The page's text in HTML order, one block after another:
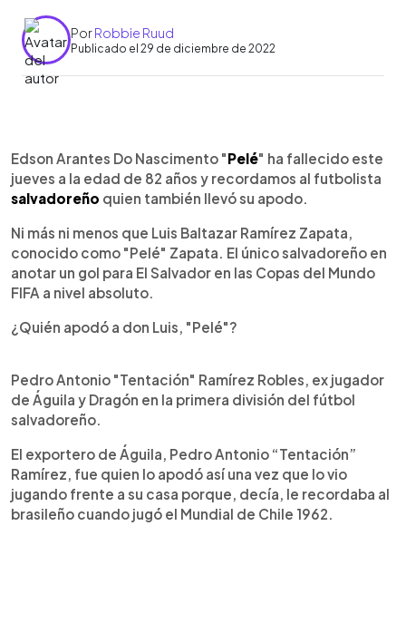
PorRobbie Ruud
Publicado el 29 de diciembre de 2022
► Escuchar artículo
Edson Arantes Do Nascimento "Pelé" ha fallecido este
jueves a la edad de 82 años y recordamos al futbolista
salvadoreño quien también llevó su apodo.
Ni más ni menos que Luis Baltazar Ramírez Zapata,
conocido como "Pelé" Zapata. El único salvadoreño en
anotar un gol para El Salvador en las Copas del Mundo
FIFA a nivel absoluto.
¿Quién apodó a don Luis, "Pelé"?
Pedro Antonio "Tentación" Ramírez Robles, ex jugador
de Águila y Dragón en la primera división del fútbol
salvadoreño.
El exportero de Águila, Pedro Antonio “Tentación”
Ramírez, fue quien lo apodó así una vez que lo vio
jugando frente a su casa porque, decía, le recordaba al
brasileño cuando jugó el Mundial de Chile 1962.